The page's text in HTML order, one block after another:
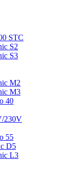
STC
S2
S3
M2
M3
40
230V
55
D5
L3